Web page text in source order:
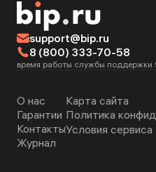
support@bip.ru
8 (800) 333-70-58
время работы службы поддержки
О нас
Гарантии
Контакты
Журнал
Карта сайта
Политика
Условия сервиса